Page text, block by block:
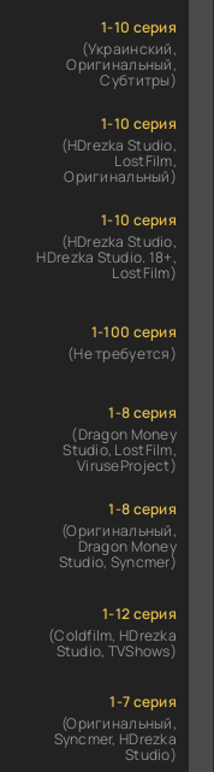
1-10 серия
(Украинский,
Оригинальный,
Субтитры)
1-10 серия
(HDrezka Studio,
LostFilm,
Оригинальный)
1-10 серия
(HDrezka Studio,
HDrezka Studio. 18+,
LostFilm)
1-100 серия
(Не требуется)
1-8 серия
(Dragon Money
Studio, LostFilm,
ViruseProject)
1-8 серия
(Оригинальный,
Dragon Money
Studio, Syncmer)
1-12 серия
(Coldfilm, HDrezka
Studio, TVShows)
1-7 серия
(Оригинальный,
Syncmer, HDrezka
Studio)